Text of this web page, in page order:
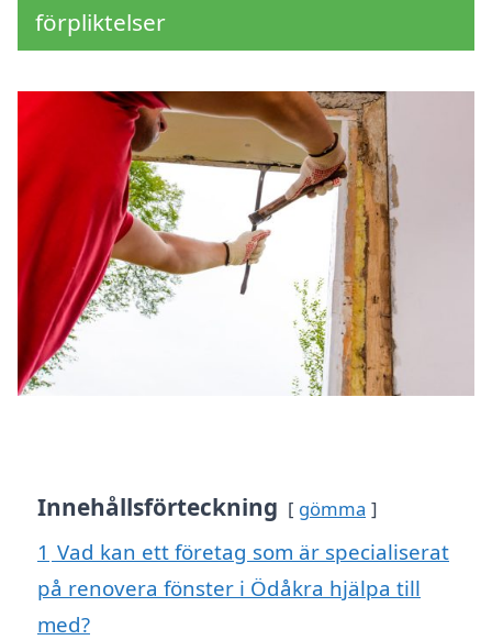
förpliktelser
Innehållsförteckning gömma
1 Vad kan ett företag som är specialiserat
på renovera fönster i Ödåkra hjälpa till
med?